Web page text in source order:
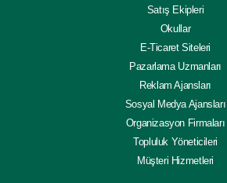
Satış Ekipleri
Okullar
E-Ticaret Siteleri
Pazarlama Uzmanları
Reklam Ajansları
Sosyal Medya Ajansları
Organizasyon Firmaları
Topluluk Yöneticileri
Müşteri Hizmetleri